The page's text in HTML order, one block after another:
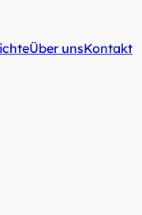
Über unsKontakt